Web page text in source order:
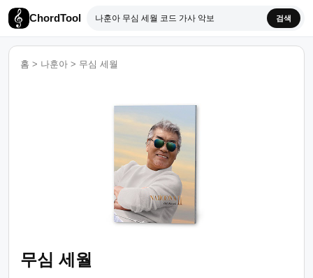
ChordTool 검색
홈 > 나훈아 > 무심 세월
무심 세월